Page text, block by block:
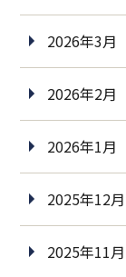
2026年3月
2026年2月
2026年1月
2025年12月
2025年11月